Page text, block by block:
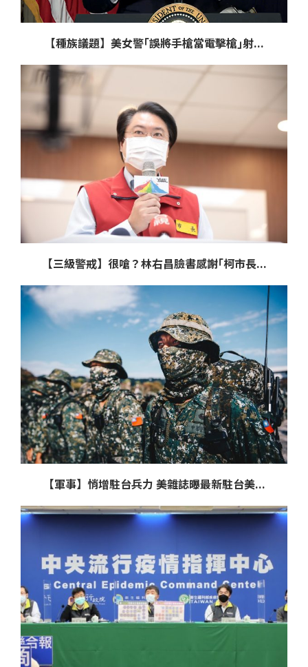
【種族議題】美女警｢誤將手槍當電擊槍｣射...
【三級警戒】很嗆？林右昌臉書感謝｢柯市長...
【軍事】悄增駐台兵力 美雜誌曝最新駐台美...